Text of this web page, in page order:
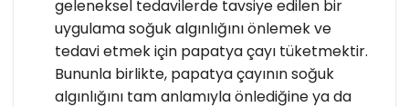
geleneksel tedavilerde tavsiye edilen bir
uygulama soğuk algınlığını önlemek ve
tedavi etmek için papatya çayı tüketmektir.
Bununla birlikte, papatya çayının soğuk
algınlığını tam anlamıyla önlediğine ya da